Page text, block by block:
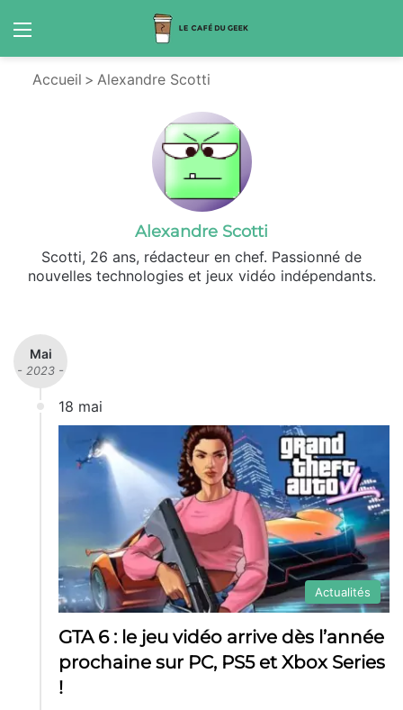
Accueil > Alexandre Scotti
Alexandre Scotti
Scotti, 26 ans, rédacteur en chef. Passionné de
nouvelles technologies et jeux vidéo indépendants.
Mai
- 2023 -
18 mai
Actualités
GTA 6 : le jeu vidéo arrive dès l’année
prochaine sur PC, PS5 et Xbox Series
!